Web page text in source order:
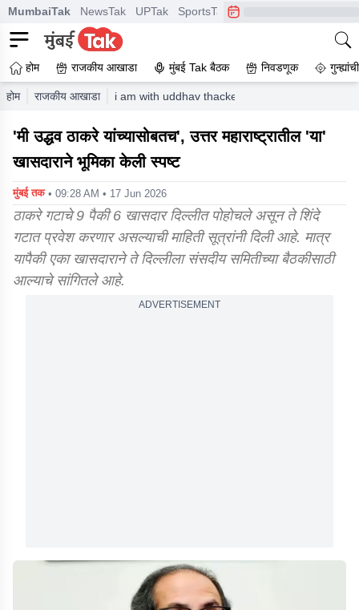
MumbaiTak NewsTak UPTak SportsTak CrimeTak
होम राजकीय आखाडा मुंबई Tak बैठक निवडणूक
होम राजकीय आखाडा i am with uddhav thackeray this mp from north
'मी उद्धव ठाकरे यांच्यासोबतच', उत्तर महाराष्ट्रातील 'या'
खासदाराने भूमिका केली स्पष्ट
मुंबई तक • 09:28 AM • 17 Jun 2026
ठाकरे गटाचे 9 पैकी 6 खासदार दिल्लीत पोहोचले असून ते शिंदे
गटात प्रवेश करणार असल्याची माहिती सूत्रांनी दिली आहे. मात्र
यापैकी एका खासदाराने ते दिल्लीला संसदीय समितीच्या बैठकीसाठी
आल्याचे सांगितले आहे.
ADVERTISEMENT